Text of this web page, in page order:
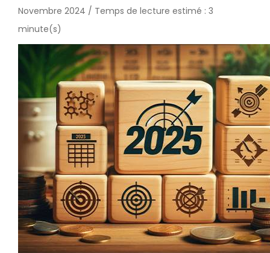
Novembre 2024 / Temps de lecture estimé : 3
minute(s)